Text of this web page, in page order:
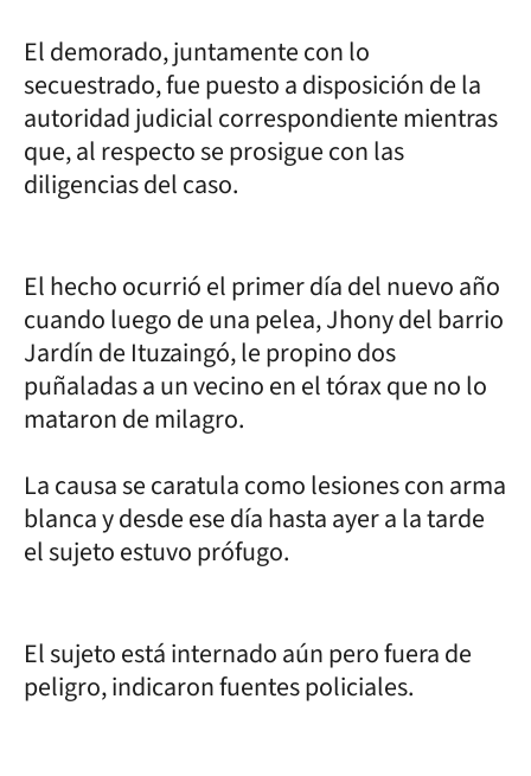
El demorado, juntamente con lo
secuestrado, fue puesto a disposición de la
autoridad judicial correspondiente mientras
que, al respecto se prosigue con las
diligencias del caso.
El hecho ocurrió el primer día del nuevo año
cuando luego de una pelea, Jhony del barrio
Jardín de Ituzaingó, le propino dos
puñaladas a un vecino en el tórax que no lo
mataron de milagro.
La causa se caratula como lesiones con arma
blanca y desde ese día hasta ayer a la tarde
el sujeto estuvo prófugo.
El sujeto está internado aún pero fuera de
peligro, indicaron fuentes policiales.